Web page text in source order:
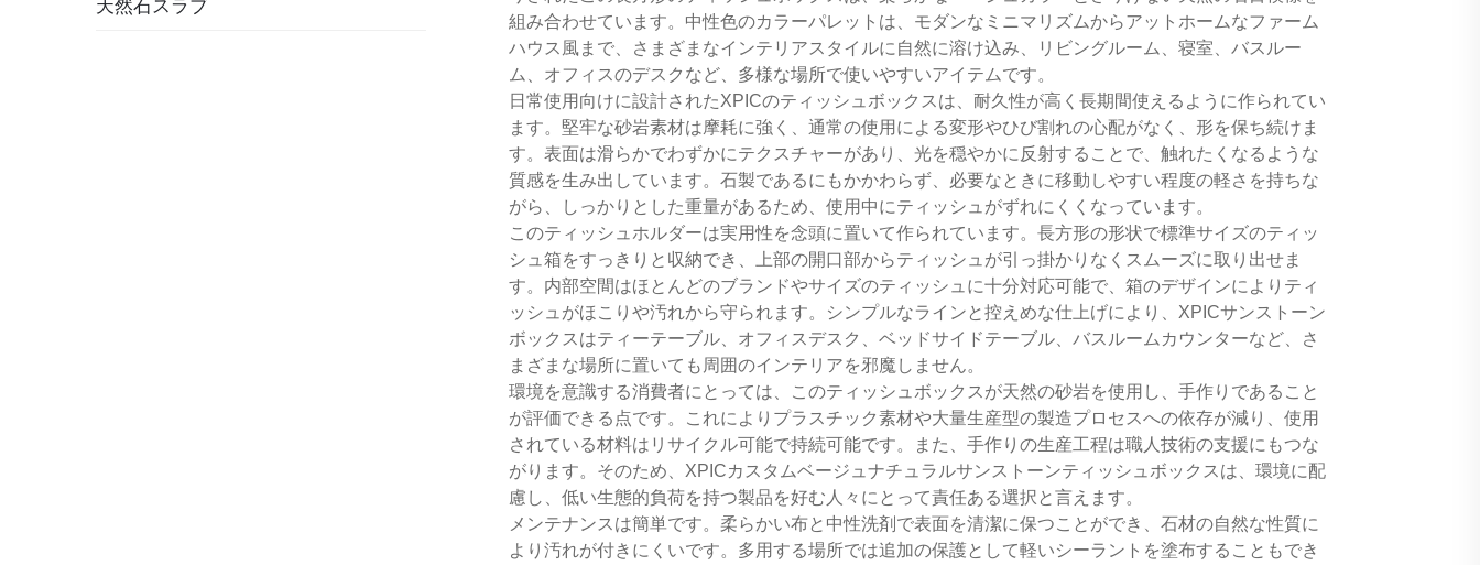
天然石スラブ
組み合わせています。中性色のカラーパレットは、モダンなミニマリズムからアットホームなファーム
ハウス風まで、さまざまなインテリアスタイルに自然に溶け込み、リビングルーム、寝室、バスルー
ム、オフィスのデスクなど、多様な場所で使いやすいアイテムです。
日常使用向けに設計されたXPICのティッシュボックスは、耐久性が高く長期間使えるように作られてい
ます。堅牢な砂岩素材は摩耗に強く、通常の使用による変形やひび割れの心配がなく、形を保ち続けま
す。表面は滑らかでわずかにテクスチャーがあり、光を穏やかに反射することで、触れたくなるような
質感を生み出しています。石製であるにもかかわらず、必要なときに移動しやすい程度の軽さを持ちな
がら、しっかりとした重量があるため、使用中にティッシュがずれにくくなっています。
このティッシュホルダーは実用性を念頭に置いて作られています。長方形の形状で標準サイズのティッ
シュ箱をすっきりと収納でき、上部の開口部からティッシュが引っ掛かりなくスムーズに取り出せま
す。内部空間はほとんどのブランドやサイズのティッシュに十分対応可能で、箱のデザインによりティ
ッシュがほこりや汚れから守られます。シンプルなラインと控えめな仕上げにより、XPICサンストーン
ボックスはティーテーブル、オフィスデスク、ベッドサイドテーブル、バスルームカウンターなど、さ
まざまな場所に置いても周囲のインテリアを邪魔しません。
環境を意識する消費者にとっては、このティッシュボックスが天然の砂岩を使用し、手作りであること
が評価できる点です。これによりプラスチック素材や大量生産型の製造プロセスへの依存が減り、使用
されている材料はリサイクル可能で持続可能です。また、手作りの生産工程は職人技術の支援にもつな
がります。そのため、XPICカスタムベージュナチュラルサンストーンティッシュボックスは、環境に配
慮し、低い生態的負荷を持つ製品を好む人々にとって責任ある選択と言えます。
メンテナンスは簡単です。柔らかい布と中性洗剤で表面を清潔に保つことができ、石材の自然な性質に
より汚れが付きにくいです。多用する場所では追加の保護として軽いシーラントを塗布することもでき